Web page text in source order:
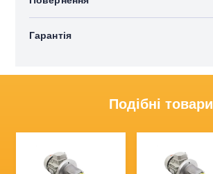
Гарантія
Подібні товари